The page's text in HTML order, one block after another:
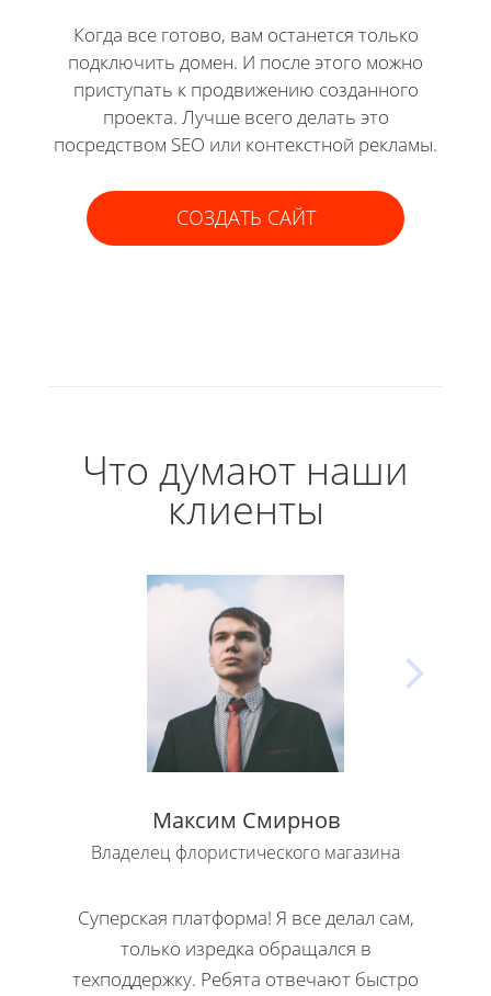
Когда все готово, вам останется только
подключить домен. И после этого можно
приступать к продвижению созданного
проекта. Лучше всего делать это
посредством SEO или контекстной рекламы.
СОЗДАТЬ САЙТ
Что думают наши
клиенты
Максим Смирнов
Владелец флористического магазина
Суперская платформа! Я все делал сам,
только изредка обращался в
техподдержку. Ребята отвечают быстро